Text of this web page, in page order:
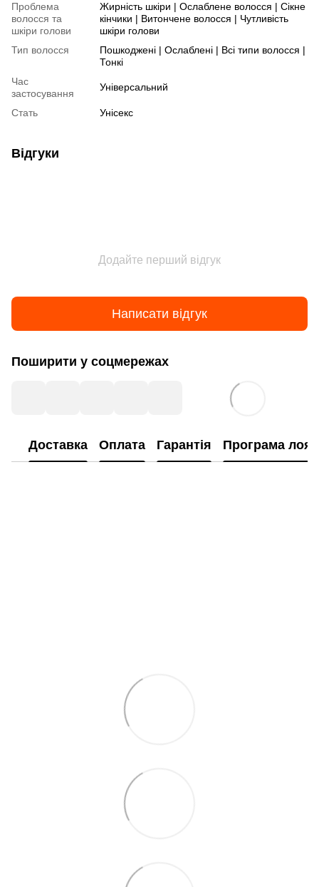
Проблема
волосся та
шкіри голови
Жирність шкіри | Ослаблене волосся | Сікне
кінчики | Витончене волосся | Чутливість
шкіри голови
Тип волосся
Пошкоджені | Ослаблені | Всі типи волосся |
Тонкі
Час
застосування
Універсальний
Стать Унісекс
Відгуки
Додайте перший відгук
Написати відгук
Поширити у соцмережах
Доставка Оплата Гарантія Програма